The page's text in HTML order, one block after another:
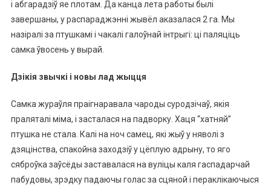
і абгарадзіў яе плотам. Да канца лета работы былі
завершаны, у распараджэнні жывёл аказалася 2 га. Мы
назіралі за птушкамі і чакалі галоўнай інтрыгі: ці паляціць
самка ўвосень у вырай.
Дзікія звычкі і новы лад жыцця
Самка жураўля праігнаравала чароды суродзічаў, якія
праляталі міма, і засталася на падворку. Хаця “хатняй”
птушка не стала. Калі на ноч самец, які жыў у няволі з
дзяцінства, спакойна заходзіў у цёплую адрыну, то яго
сяброўка заўсёды заставалася на вуліцы каля гаспадарчай
пабудовы, зрэдку падаючы голас за сцяной і пераклікаючыся